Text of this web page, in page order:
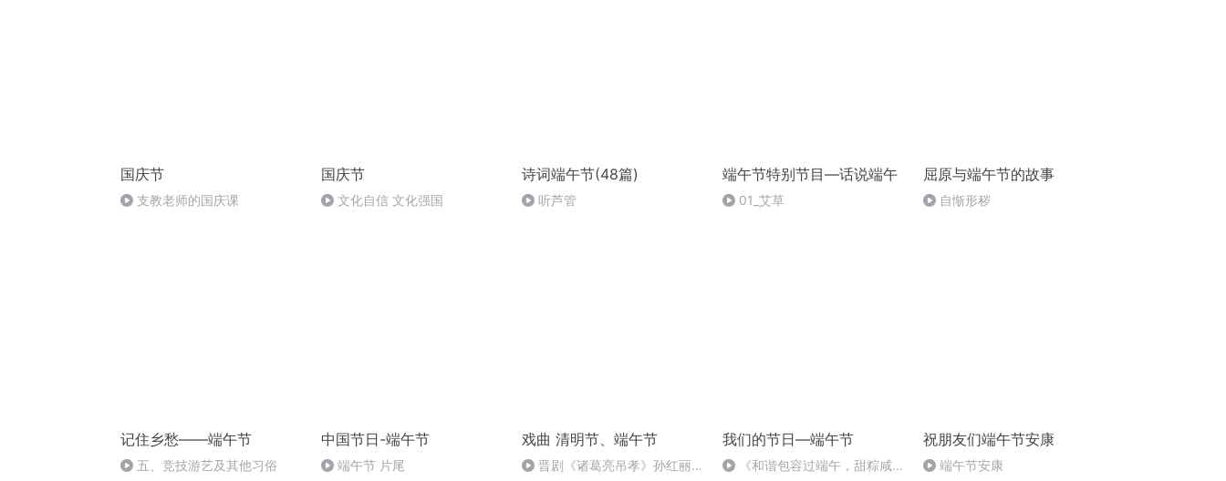
国庆节
支教老师的国庆课
国庆节
文化自信 文化强国
诗词端午节(48篇)
听芦管
端午节特别节目—话说端午
01_艾草
屈原与端午节的故事
自惭形秽
记住乡愁——端午节
五、竞技游艺及其他习俗
中国节日-端午节
端午节 片尾
戏曲 清明节、端午节
晋剧《诸葛亮吊孝》孙红丽
我们的节日—端午节
《和谐包容过端午，甜粽咸粽
祝朋友们端午节安康
端午节安康